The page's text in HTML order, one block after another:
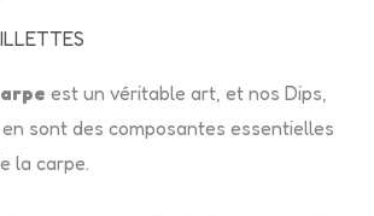
est un véritable art, et nos Dips,
sont des composantes essentielles
la carpe.